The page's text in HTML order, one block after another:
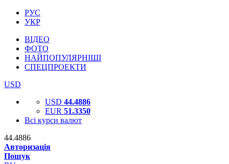
РУС
УКР
ВІДЕО
ФОТО
НАЙПОПУЛЯРНІШІ
СПЕЦПРОЕКТИ
USD
USD 44.4886
EUR 51.3350
Всі курси валют
44.4886
Авторизація
Пошук